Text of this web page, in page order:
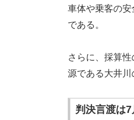
車体や乗客の
である。
さらに、採算
源である大井川
判決言渡は